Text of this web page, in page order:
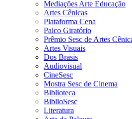
Mediações Arte Educação
Artes Cênicas
Plataforma Cena
Palco Giratório
Prêmio Sesc de Artes
Artes Visuais
Dos Brasis
Audiovisual
CineSesc
Mostra Sesc de Cinema
Biblioteca
BiblioSesc
Literatura